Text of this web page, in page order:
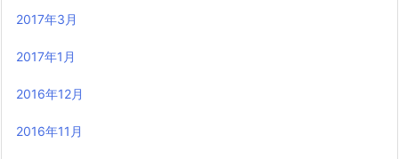
2017年3月
2017年1月
2016年12月
2016年11月